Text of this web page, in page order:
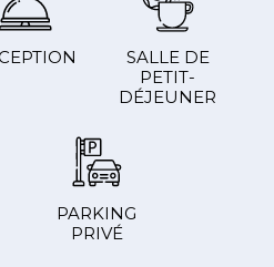
SALLE DE
PETIT-
DÉJEUNER
PARKING
PRIVÉ